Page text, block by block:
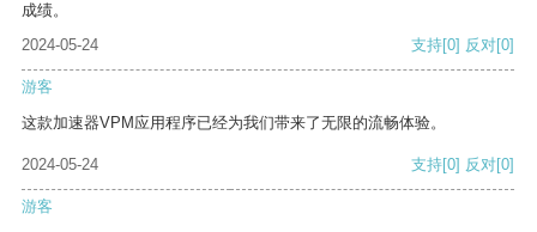
成绩。
2024-05-24
支持[0] 反对[0]
游客
这款加速器VPM应用程序已经为我们带来了无限的流畅体验。
2024-05-24 支持[0] 反对[0]
游客